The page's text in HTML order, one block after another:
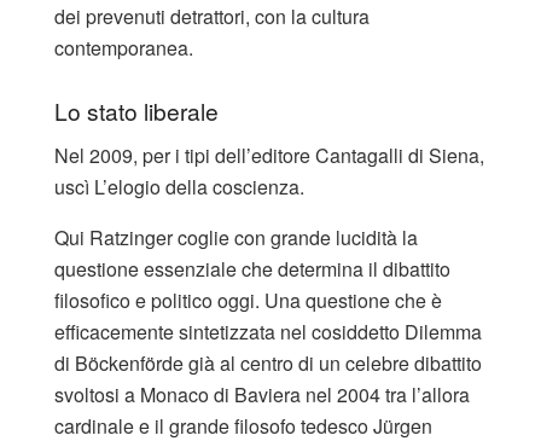
dei prevenuti detrattori, con la cultura
contemporanea.
Lo stato liberale
Nel 2009, per i tipi dell’editore Cantagalli di Siena,
uscì L’elogio della coscienza.
Qui Ratzinger coglie con grande lucidità la
questione essenziale che determina il dibattito
filosofico e politico oggi. Una questione che è
efficacemente sintetizzata nel cosiddetto Dilemma
di Böckenförde già al centro di un celebre dibattito
svoltosi a Monaco di Baviera nel 2004 tra l’allora
cardinale e il grande filosofo tedesco Jürgen